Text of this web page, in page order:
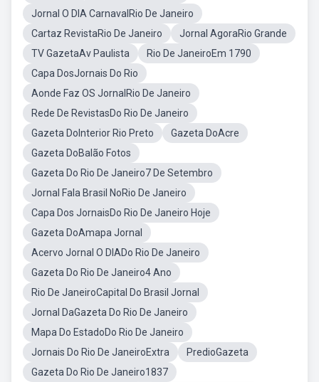
Jornal O DIA CarnavalRio De Janeiro
Cartaz RevistaRio De Janeiro
Jornal AgoraRio Grande
TV GazetaAv Paulista
Rio De JaneiroEm 1790
Capa DosJornais Do Rio
Aonde Faz OS JornalRio De Janeiro
Rede De RevistasDo Rio De Janeiro
Gazeta DoInterior Rio Preto
Gazeta DoAcre
Gazeta DoBalão Fotos
Gazeta Do Rio De Janeiro7 De Setembro
Jornal Fala Brasil NoRio De Janeiro
Capa Dos JornaisDo Rio De Janeiro Hoje
Gazeta DoAmapa Jornal
Acervo Jornal O DIADo Rio De Janeiro
Gazeta Do Rio De Janeiro4 Ano
Rio De JaneiroCapital Do Brasil Jornal
Jornal DaGazeta Do Rio De Janeiro
Mapa Do EstadoDo Rio De Janeiro
Jornais Do Rio De JaneiroExtra
PredioGazeta
Gazeta Do Rio De Janeiro1837